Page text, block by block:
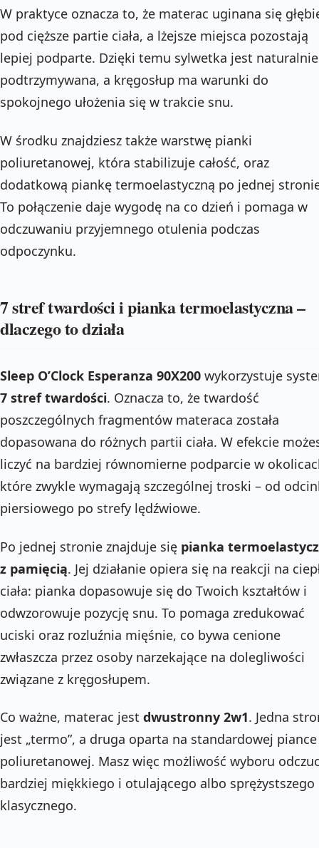
W praktyce oznacza to, że materac uginana się
pod cięższe partie ciała, a lżejsze miejsca pozostają
lepiej podparte. Dzięki temu sylwetka jest naturalnie
podtrzymywana, a kręgosłup ma warunki do
spokojnego ułożenia się w trakcie snu.
W środku znajdziesz także warstwę pianki
poliuretanowej, która stabilizuje całość, oraz
dodatkową piankę termoelastyczną po jednej
To połączenie daje wygodę na co dzień i pomaga w
odczuwaniu przyjemnego otulenia podczas
odpoczynku.
7 stref twardości i pianka termoelastyczna –
dlaczego to działa
Sleep O’Clock Esperanza 90X200 wykorzystuje
7 stref twardości. Oznacza to, że twardość
poszczególnych fragmentów materaca została
dopasowana do różnych partii ciała. W efekcie
liczyć na bardziej równomierne podparcie w
które zwykle wymagają szczególnej troski – od
piersiowego po strefy lędźwiowe.
Po jednej stronie znajduje się pianka
z pamięcią. Jej działanie opiera się na reakcji na
ciała: pianka dopasowuje się do Twoich kształtów i
odwzorowuje pozycję snu. To pomaga zredukować
uciski oraz rozluźnia mięśnie, co bywa cenione
zwłaszcza przez osoby narzekające na dolegliwości
związane z kręgosłupem.
Co ważne, materac jest dwustronny 2w1. Jedna
jest „termo”, a druga oparta na standardowej piance
poliuretanowej. Masz więc możliwość wyboru
bardziej miękkiego i otulającego albo sprężystszego
klasycznego.